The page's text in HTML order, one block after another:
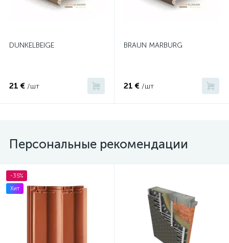
DUNKELBEIGE
21 € /шт
BRAUN MARBURG
21 € /шт
Персональные рекомендации
-35%
Хит